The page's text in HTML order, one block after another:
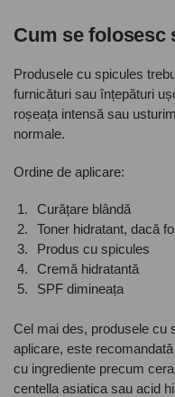
Cum se folosesc
Produsele cu spicules
furnicături sau înțepături
roșeața intensă sau
normale.
Ordine de aplicare:
Curățare blândă
Toner hidratant, dacă
Produs cu spicules
Cremă hidratantă
SPF dimineața
Cel mai des, produsele cu
aplicare, este
cu ingrediente precum
centella asiatica sau acid